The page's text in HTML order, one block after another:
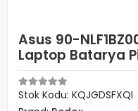
Asus 90-
Laptop Batarya
Stok Kodu: KQJGDSFXQI